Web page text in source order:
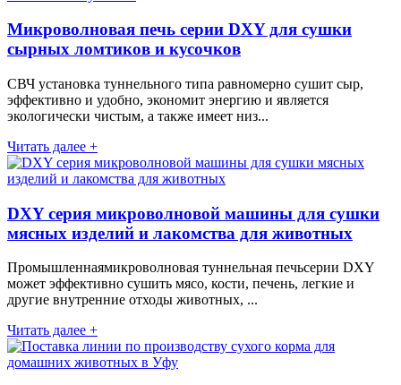
Микроволновая печь серии DXY для сушки
сырных ломтиков и кусочков
СВЧ установка туннельного типа равномерно сушит сыр,
эффективно и удобно, экономит энергию и является
экологически чистым, а также имеет низ...
Читать далее +
DXY серия микроволновой машины для сушки
мясных изделий и лакомства для животных
Промышленнаямикроволновая туннельная печьсерии DXY
может эффективно сушить мясо, кости, печень, легкие и
другие внутренние отходы животных, ...
Читать далее +